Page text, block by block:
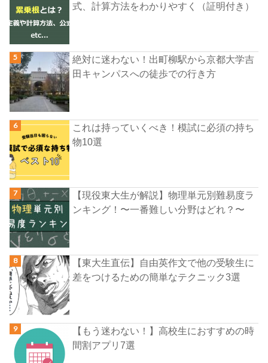
式、計算方法をわかりやすく（証明付き）
絶対に迷わない！出町柳駅から京都大学吉
田キャンパスへの徒歩での行き方
これは持っていくべき！模試に必須の持ち
物10選
【現役東大生が解説】物理単元別難易度ラ
ンキング！〜一番難しい分野はどれ？〜
【東大生直伝】自由英作文で他の受験生に
差をつけるための簡単なテクニック3選
【もう迷わない！】高校生におすすめの時
間割アプリ7選